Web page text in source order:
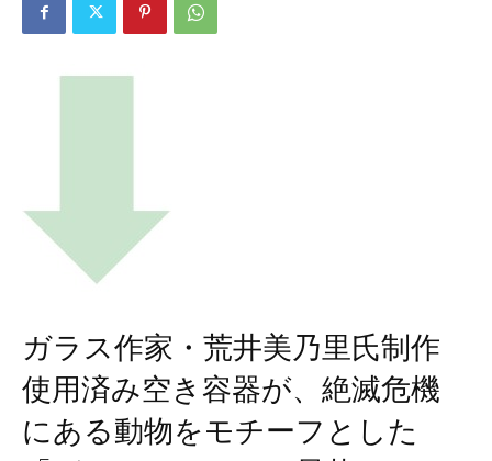
ガラス作家・荒井美乃里氏制作
使用済み空き容器が、絶滅危機
にある動物をモチーフとした